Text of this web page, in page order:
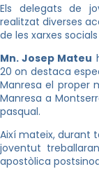
Els delegats de
realitzat diverses
de les xarxes
Mn. Josep Mateu
20 on destaca
Manresa el proper
Manresa a
pasqual.
Així mateix, durant
joventut
apostòlica